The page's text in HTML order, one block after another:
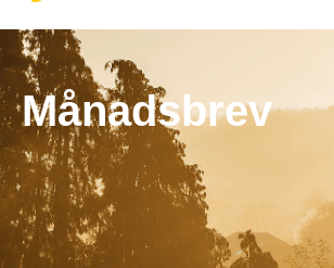
Månadsbrev